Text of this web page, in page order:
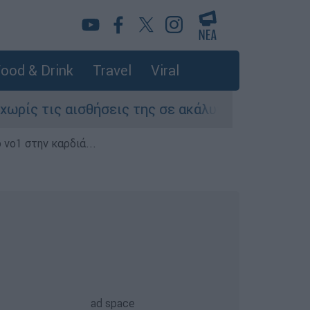
& Drink Travel Viral
αισθήσεις της σε ακάλυπτο πολυκατοικίας
στην καρδιά...